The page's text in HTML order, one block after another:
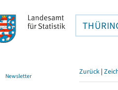
Newsletter Zurück |